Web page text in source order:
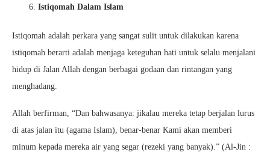
Istiqomah Dalam Islam
Istiqomah adalah perkara yang sangat sulit untuk dilakukan karena
istiqomah berarti adalah menjaga keteguhan hati untuk selalu menjalani
hidup di Jalan Allah dengan berbagai godaan dan rintangan yang
menghadang.
Allah berfirman, “Dan bahwasanya: jikalau mereka tetap berjalan lurus
di atas jalan itu (agama Islam), benar-benar Kami akan memberi
minum kepada mereka air yang segar (rezeki yang banyak).” (Al-Jin :